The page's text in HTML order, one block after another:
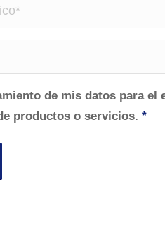
de mis datos para el
productos o servicios.*